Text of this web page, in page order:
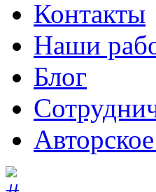
Контакты
Наши
Блог